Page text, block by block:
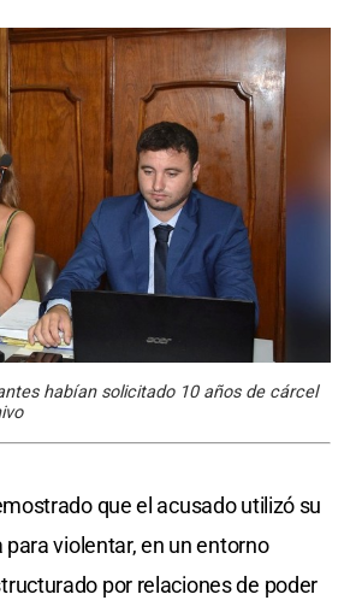
habían solicitado 10 años de cárcel
que el acusado utilizó su
violentar, en un entorno
por relaciones de poder